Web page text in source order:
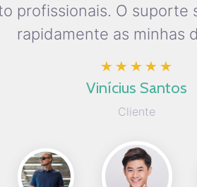
profissionais. O suporte
rapidamente as minhas
Vinícius Santos
Cliente